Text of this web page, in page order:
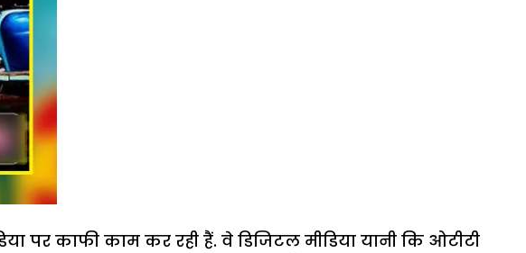
पर काफी काम कर रही हैं. वे डिजिटल मीडिया यानी कि ओटीटी